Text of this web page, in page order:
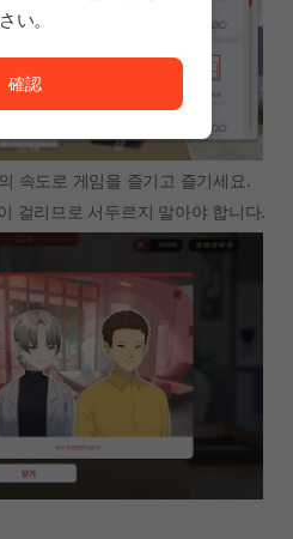
속도로 게임을 즐기고 즐기세요.
걸리므로 서두르지 말아야 합니다.
さい。
確認